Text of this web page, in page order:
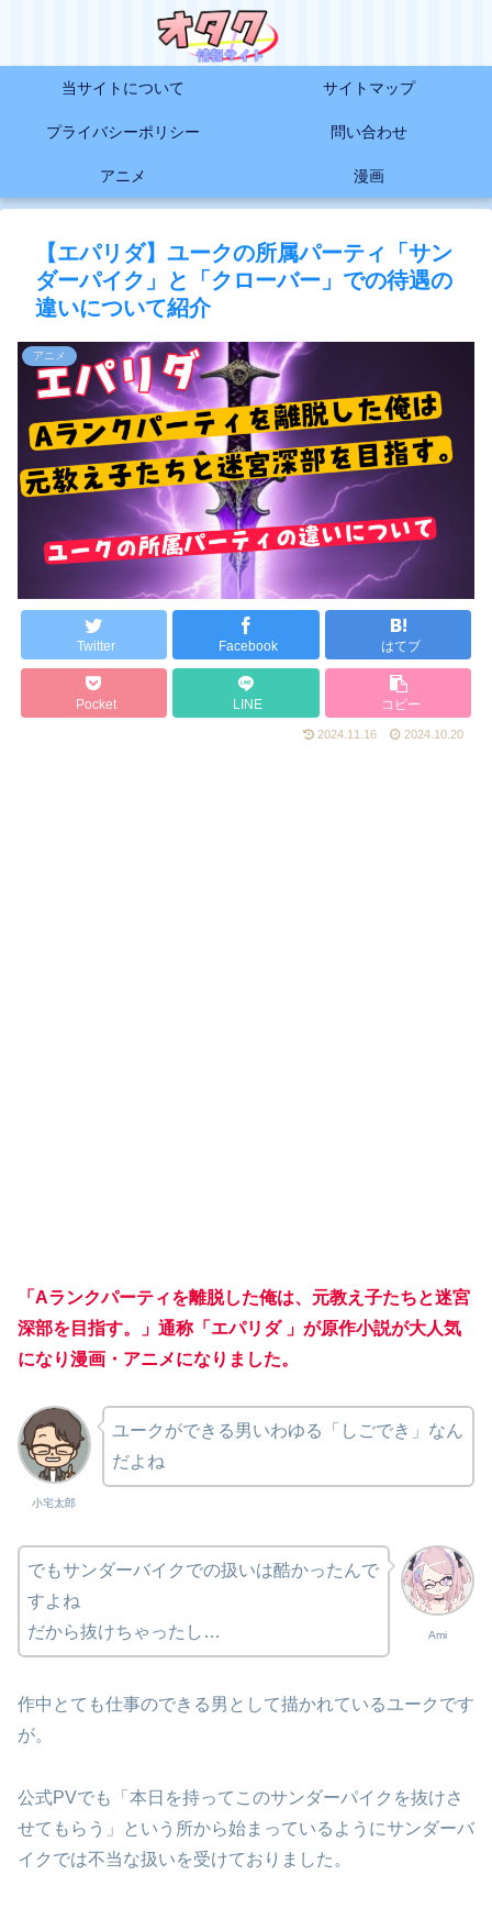
当サイトについて サイトマップ
プライバシーポリシー 問い合わせ
アニメ 漫画
【エパリダ】ユークの所属パーティ「サン
ダーパイク」と「クローバー」での待遇の
違いについて紹介
アニメ
Twitter Facebook はてブ
Pocket LINE コピー
2024.11.16 2024.10.20
「Aランクパーティを離脱した俺は、元教え子たちと迷宮
深部を目指す。」通称「エパリダ 」が原作小説が大人気
になり漫画・アニメになりました。
小宅太郎
ユークができる男いわゆる「しごでき」なん
だよね
Ami
でもサンダーバイクでの扱いは酷かったんで
すよね
だから抜けちゃったし…
作中とても仕事のできる男として描かれているユークです
が。
公式PVでも「本日を持ってこのサンダーパイクを抜けさ
せてもらう」という所から始まっているようにサンダーバ
イクでは不当な扱いを受けておりました。